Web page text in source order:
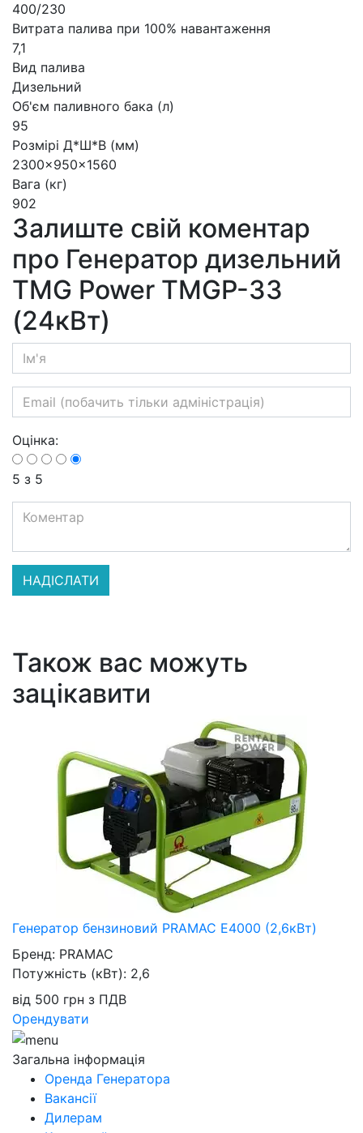
400/230
Витрата палива при 100% навантаження
7,1
Вид палива
Дизельний
Об'єм паливного бака (л)
95
Розмірі Д*Ш*В (мм)
2300x950x1560
Вага (кг)
902
Залиште свій коментар
про Генератор дизельний
TMG Power TMGP-33
(24кВт)
Оцінка:
5 з 5
Також вас можуть
зацікавити
Генератор бензиновий PRAMAC E4000 (2,6кВт)
Бренд: PRAMAC
Потужність (кВт): 2,6
від 500 грн з ПДВ
Орендувати
Загальна інформація
Оренда Генератора
Вакансії
Дилерам